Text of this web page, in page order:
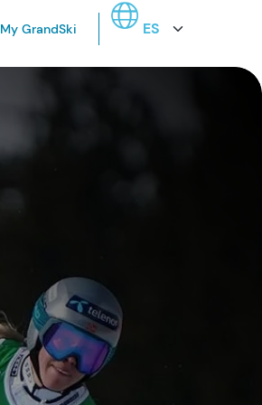
My GrandSki Select your language